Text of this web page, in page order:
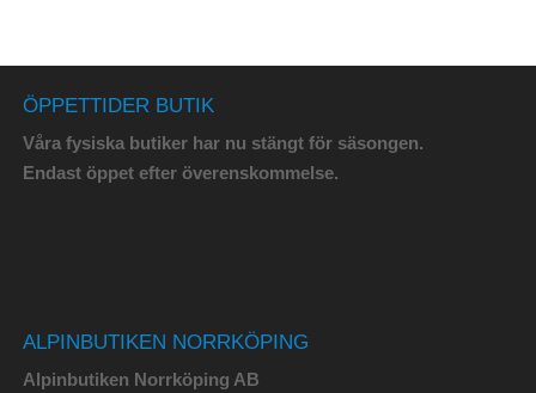
ÖPPETTIDER BUTIK
Våra fysiska butiker har nu stängt för säsongen.
Endast öppet efter överenskommelse.
ALPINBUTIKEN NORRKÖPING
Alpinbutiken Norrköping AB